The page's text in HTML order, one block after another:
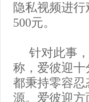
隐私视频进
500元。
针对此事
称，爱彼迎
都秉持零容
源。爱彼迎方